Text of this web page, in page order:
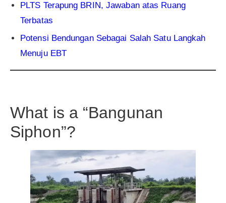
PLTS Terapung BRIN, Jawaban atas Ruang
Terbatas
Potensi Bendungan Sebagai Salah Satu Langkah
Menuju EBT
What is a “Bangunan
Siphon”?